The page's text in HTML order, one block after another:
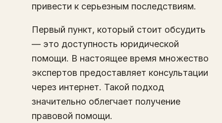
привести к серьезным последствиям.
Первый пункт, который стоит обсудить
— это доступность юридической
помощи. В настоящее время множество
экспертов предоставляет консультации
через интернет. Такой подход
значительно облегчает получение
правовой помощи.